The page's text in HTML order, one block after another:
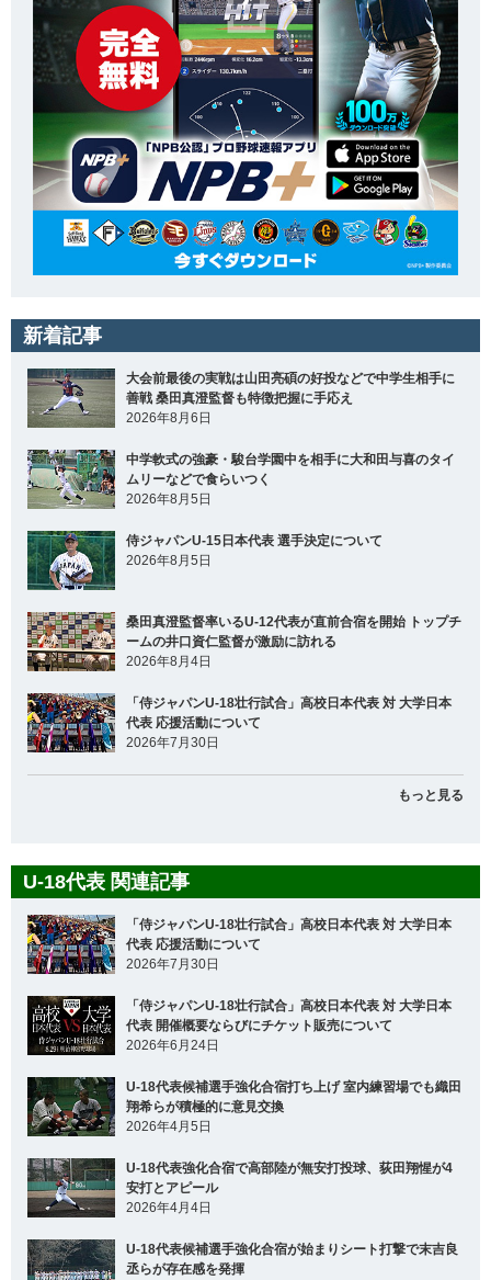
新着記事
大会前最後の実戦は山田亮碩の好投などで中学生相手に
善戦 桑田真澄監督も特徴把握に手応え
2026年8月6日
中学軟式の強豪・駿台学園中を相手に大和田与喜のタイ
ムリーなどで食らいつく
2026年8月5日
侍ジャパンU-15日本代表 選手決定について
2026年8月5日
桑田真澄監督率いるU-12代表が直前合宿を開始 トップチ
ームの井口資仁監督が激励に訪れる
2026年8月4日
「侍ジャパンU-18壮行試合」高校日本代表 対 大学日本
代表 応援活動について
2026年7月30日
もっと見る
U-18代表 関連記事
「侍ジャパンU-18壮行試合」高校日本代表 対 大学日本
代表 応援活動について
2026年7月30日
「侍ジャパンU-18壮行試合」高校日本代表 対 大学日本
代表 開催概要ならびにチケット販売について
2026年6月24日
U-18代表候補選手強化合宿打ち上げ 室内練習場でも織田
翔希らが積極的に意見交換
2026年4月5日
U-18代表強化合宿で高部陸が無安打投球、荻田翔惺が4
安打とアピール
2026年4月4日
U-18代表候補選手強化合宿が始まりシート打撃で末吉良
丞らが存在感を発揮